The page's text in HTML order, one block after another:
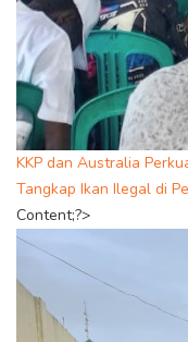
KKP dan Australia
Tangkap Ikan Ilegal di
Content;?>